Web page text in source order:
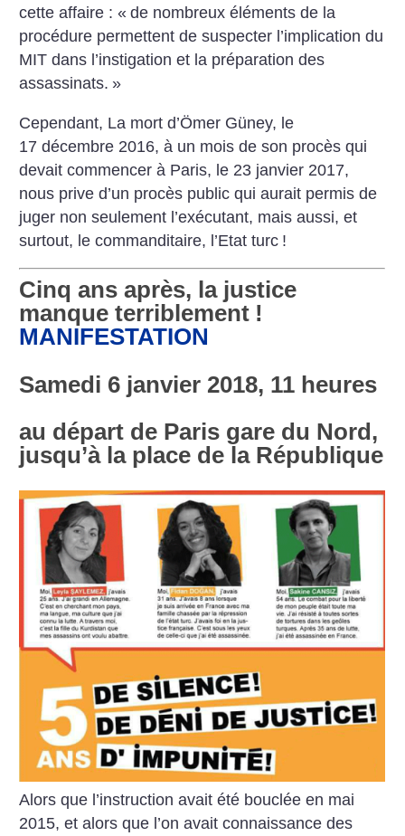
cette affaire : « de nombreux éléments de la
procédure permettent de suspecter l’implication du
MIT dans l’instigation et la préparation des
assassinats. »
Cependant, La mort d’Ömer Güney, le
17 décembre 2016, à un mois de son procès qui
devait commencer à Paris, le 23 janvier 2017,
nous prive d’un procès public qui aurait permis de
juger non seulement l’exécutant, mais aussi, et
surtout, le commanditaire, l’Etat turc !
Cinq ans après, la justice
manque terriblement !
MANIFESTATION
Samedi 6 janvier 2018, 11 heures
au départ de Paris gare du Nord,
jusqu’à la place de la République
Alors que l’instruction avait été bouclée en mai
2015, et alors que l’on avait connaissance des